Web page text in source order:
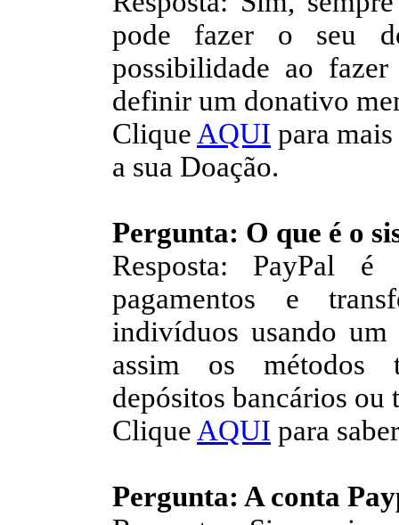
pode fazer o seu
possibilidade ao
definir um donativo
Clique AQUI para
a sua Doação.
Pergunta: O que é o
Resposta: PayPal
pagamentos e
indivíduos usando
assim os métodos
depósitos bancários ou
Clique AQUI para
Pergunta: A conta